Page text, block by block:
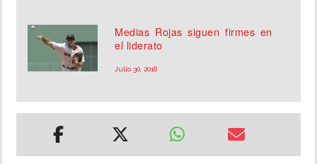
Medias Rojas siguen firmes en
el liderato
Julio 30, 2018